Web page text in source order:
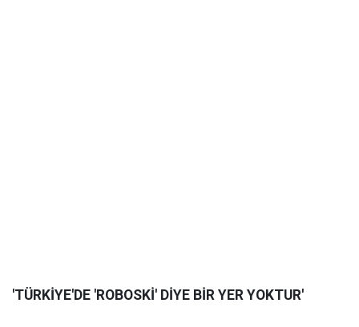
'TÜRKİYE'DE 'ROBOSKİ' DİYE BİR YER YOKTUR'